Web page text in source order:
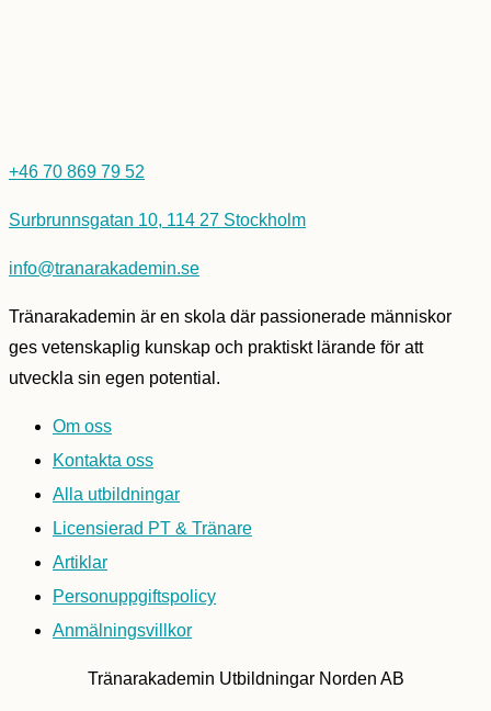
+46 70 869 79 52
Surbrunnsgatan 10, 114 27 Stockholm
info@tranarakademin.se
Tränarakademin är en skola där passionerade människor
ges vetenskaplig kunskap och praktiskt lärande för att
utveckla sin egen potential.
Om oss
Kontakta oss
Alla utbildningar
Licensierad PT & Tränare
Artiklar
Personuppgiftspolicy
Anmälningsvillkor
Tränarakademin Utbildningar Norden AB